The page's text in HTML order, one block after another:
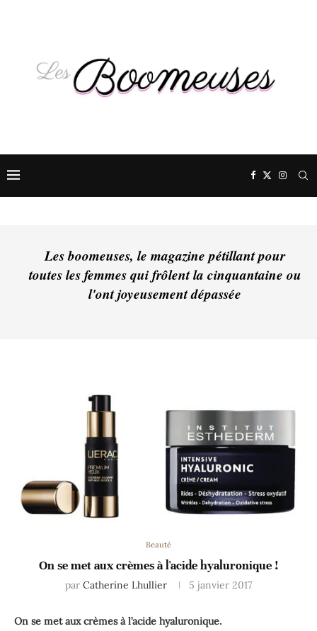
Les boomeuses, le magazine pétillant pour
toutes les femmes qui frôlent la cinquantaine ou
l'ont joyeusement dépassée
Beauté
On se met aux crèmes à l'acide hyaluronique !
par Catherine Lhullier 5 janvier 2017
On se met aux crèmes à l’acide hyaluronique.